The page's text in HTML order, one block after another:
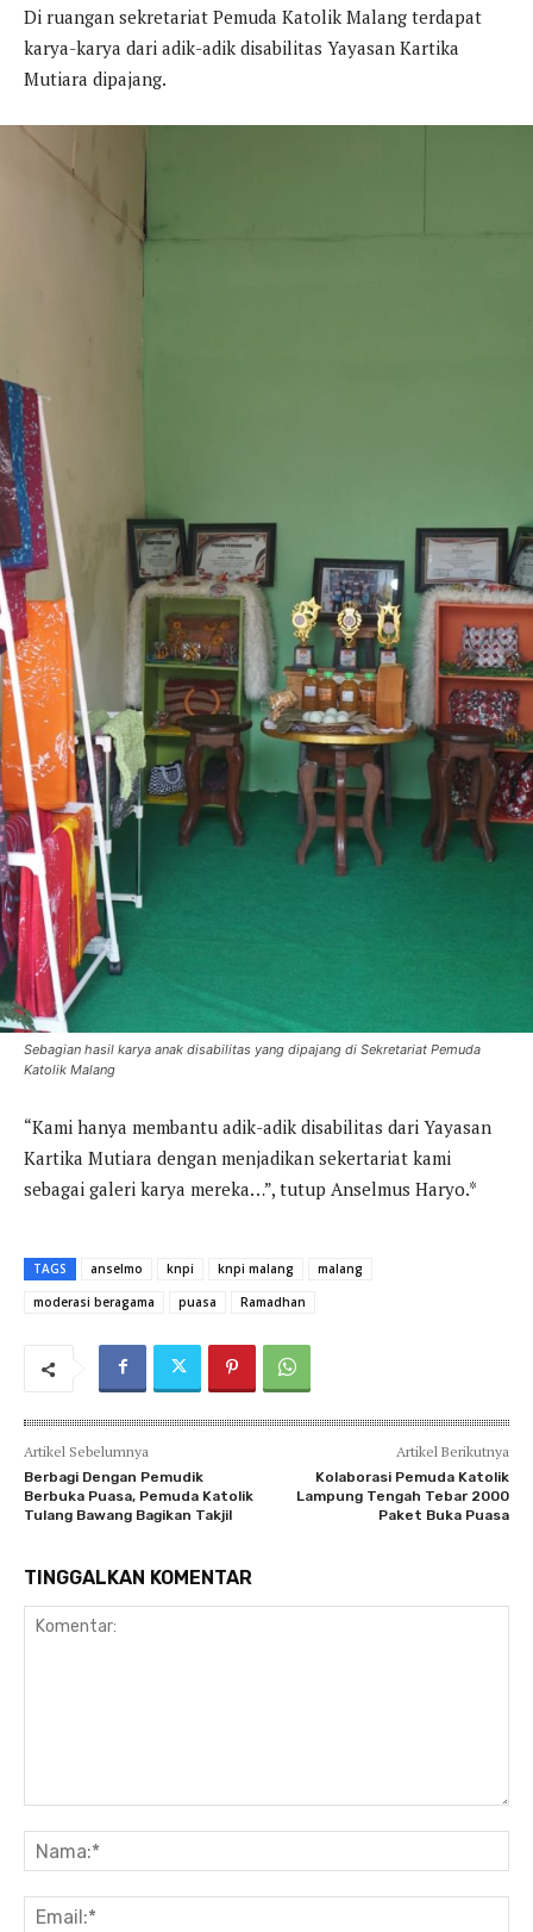
Di ruangan sekretariat Pemuda Katolik Malang terdapat
karya-karya dari adik-adik disabilitas Yayasan Kartika
Mutiara dipajang.
Sebagian hasil karya anak disabilitas yang dipajang di Sekretariat Pemuda
Katolik Malang
“Kami hanya membantu adik-adik disabilitas dari Yayasan
Kartika Mutiara dengan menjadikan sekertariat kami
sebagai galeri karya mereka…”, tutup Anselmus Haryo.*
TAGS anselmo knpi knpi malang
malang
moderasi beragama
puasa Ramadhan
Artikel Sebelumnya
Berbagi Dengan Pemudik
Berbuka Puasa, Pemuda Katolik
Tulang Bawang Bagikan Takjil
Artikel Berikutnya
Kolaborasi Pemuda Katolik
Lampung Tengah Tebar 2000
Paket Buka Puasa
TINGGALKAN KOMENTAR